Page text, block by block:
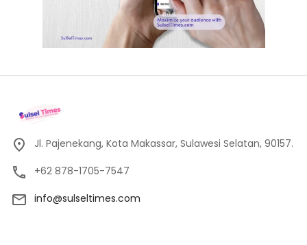
Jl. Pajenekang, Kota Makassar, Sulawesi Selatan, 90157.
+62 878-1705-7547
info@sulseltimes.com